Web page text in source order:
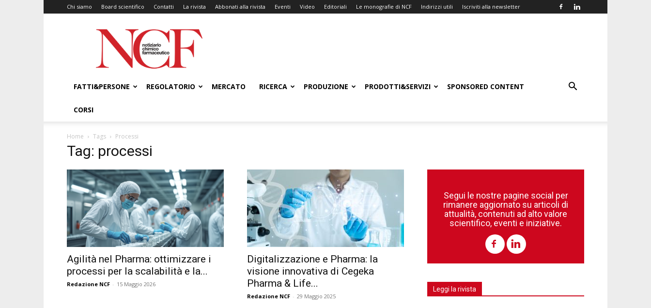
Chi siamo Board scientifico Contatti La rivista Abbonati alla rivista Eventi Video Editoriali Le monografie di NCF Indirizzi utili Iscriviti alla newsletter
NCF
–
Notiziario
Chimico
FATTI&PERSONE
REGOLATORIO MERCATO RICERCA PRODUZIONE PRODOTTI&SERVIZI SPONSORED CONTENT
CORSI
Home Tags Processi
Tag: processi
Agilità nel Pharma: ottimizzare i
processi per la scalabilità e la...
Redazione NCF - 15 Maggio 2026
Digitalizzazione e Pharma: la
visione innovativa di Cegeka
Pharma & Life...
Redazione NCF - 29 Maggio 2025
Segui le nostre pagine social per
rimanere aggiornato su articoli di
attualità, contenuti ad alto valore
scientifico, eventi e iniziative.
Leggi la rivista